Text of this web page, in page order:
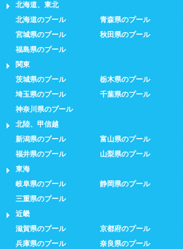
北海道、東北
北海道のプール
青森県のプール
宮城県のプール
秋田県のプール
福島県のプール
関東
茨城県のプール
栃木県のプール
埼玉県のプール
千葉県のプール
神奈川県のプール
北陸、甲信越
新潟県のプール
富山県のプール
福井県のプール
山梨県のプール
東海
岐阜県のプール
静岡県のプール
三重県のプール
近畿
滋賀県のプール
京都府のプール
兵庫県のプール
奈良県のプール